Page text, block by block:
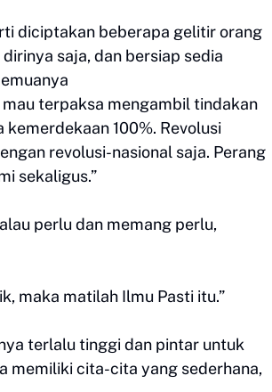
diciptakan beberapa gelitir orang
saja, dan bersiap sedia
terpaksa mengambil tindakan
100%. Revolusi
revolusi-nasional saja. Perang
sekaligus.”
perlu dan memang perlu,
maka matilah Ilmu Pasti itu.”
terlalu tinggi dan pintar untuk
memiliki cita-cita yang sederhana,